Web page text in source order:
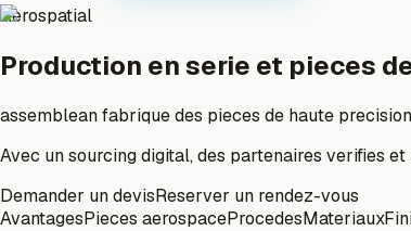
Aerospatial
Production en serie et pieces
assemblean fabrique des pieces de haute
Avec un sourcing digital, des partenaires verifies
Demander un devisReserver un rendez-vous
AvantagesPieces aerospaceProcedesMateriaux